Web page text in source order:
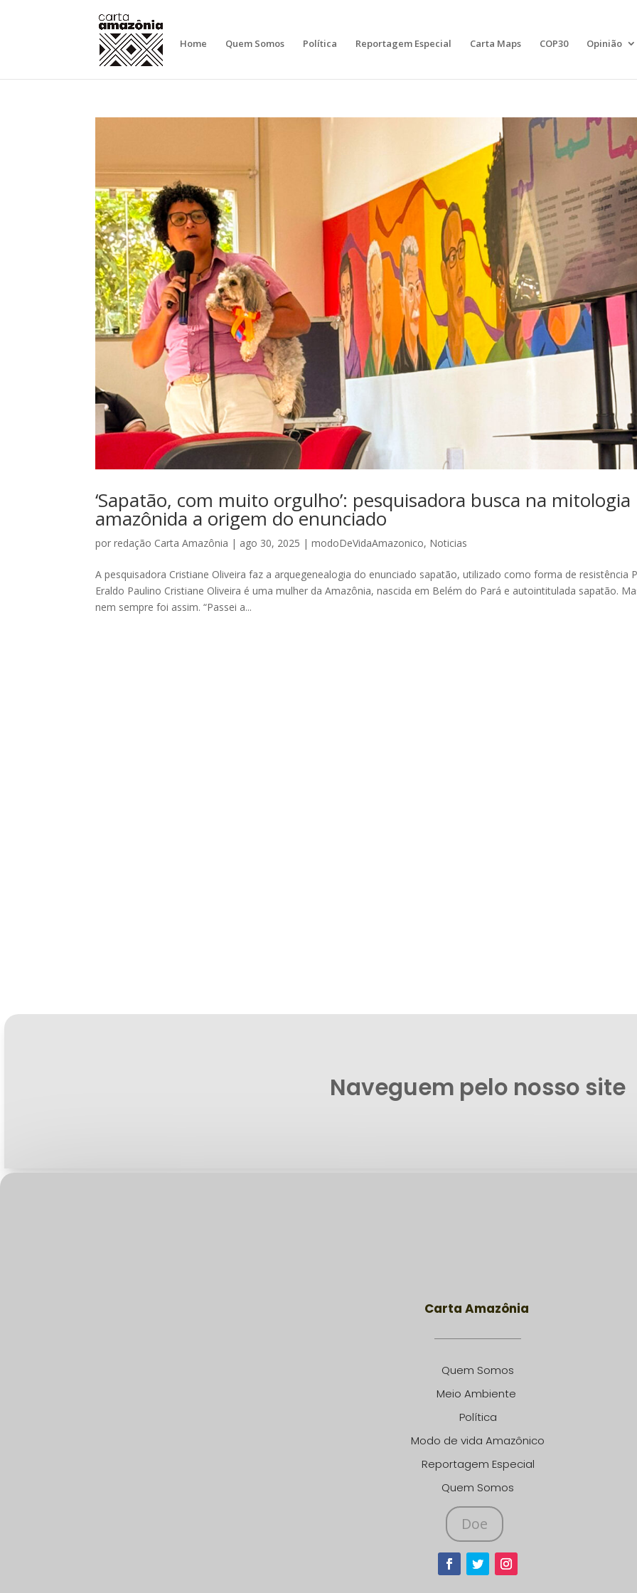
Home Quem Somos Política Reportagem Especial Carta Maps COP30 Opinião
‘Sapatão, com muito orgulho’: pesquisadora busca na mitologia
amazônida a origem do enunciado
porredação Carta Amazônia | ago 30, 2025 |modoDeVidaAmazonico, Noticias
A pesquisadora Cristiane Oliveira faz a arquegenealogia do enunciado sapatão, utilizado como forma de resistência
Eraldo Paulino Cristiane Oliveira é uma mulher da Amazônia, nascida em Belém do Pará e autointitulada sapatão.
nem sempre foi assim. “Passei a...
Naveguem pelo nosso site
Carta Amazônia
Quem Somos
Meio Ambiente
Política
Modo de vida Amazônico
Reportagem Especial
Quem Somos
Doe